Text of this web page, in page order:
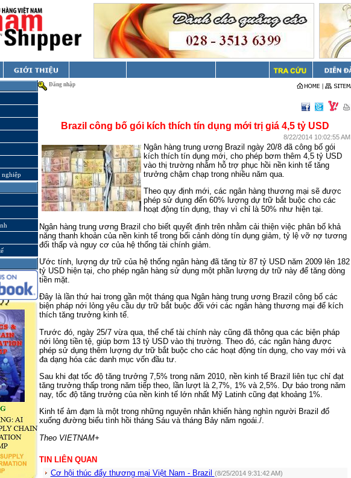
Đăng nhập
Brazil công bố gói kích thích tín dụng mới trị giá 4,5 tỷ USD
8/22/2014 10:02:55 AM
Ngân hàng trung ương Brazil ngày 20/8 đã công bố gói
kích thích tín dụng mới, cho phép bơm thêm 4,5 tỷ USD
vào thị trường nhằm hỗ trợ phục hồi nền kinh tế tăng
trưởng chậm chạp trong nhiều năm qua.
Theo quy định mới, các ngân hàng thương mại sẽ được
phép sử dụng đến 60% lượng dự trữ bắt buộc cho các
hoạt động tín dụng, thay vì chỉ là 50% như hiện tại.
Ngân hàng trung ương Brazil cho biết quyết định trên nhằm cải thiện việc phân bố khả
năng thanh khoản của nền kinh tế trong bối cảnh dòng tín dụng giảm, tỷ lệ vỡ nợ tương
đối thấp và nguy cơ của hệ thống tài chính giảm.
Ước tính, lượng dự trữ của hệ thống ngân hàng đã tăng từ 87 tỷ USD năm 2009 lên 182
tỷ USD hiện tại, cho phép ngân hàng sử dụng một phần lượng dự trữ này để tăng dòng
tiền mặt.
Đây là lần thứ hai trong gần một tháng qua Ngân hàng trung ương Brazil công bố các
biện pháp nới lỏng yêu cầu dự trữ bắt buộc đối với các ngân hàng thương mại để kích
thích tăng trưởng kinh tế.
Trước đó, ngày 25/7 vừa qua, thể chế tài chính này cũng đã thông qua các biện pháp
nới lỏng tiền tệ, giúp bơm 13 tỷ USD vào thị trường. Theo đó, các ngân hàng được
phép sử dụng thêm lượng dự trữ bắt buộc cho các hoạt động tín dụng, cho vay mới và
đa dạng hóa các danh mục vốn đầu tư.
Sau khi đạt tốc độ tăng trưởng 7,5% trong năm 2010, nền kinh tế Brazil liên tục chỉ đạt
tăng trưởng thấp trong năm tiếp theo, lần lượt là 2,7%, 1% và 2,5%. Dự báo trong năm
nay, tốc độ tăng trưởng của nền kinh tế lớn nhất Mỹ Latinh cũng đạt khoảng 1%.
Kinh tế ảm đạm là một trong những nguyên nhân khiến hàng nghìn người Brazil đổ
xuống đường biểu tình hồi tháng Sáu và tháng Bảy năm ngoái./.
Theo VIETNAM+
TIN LIÊN QUAN
Cơ hội thúc đẩy thương mại Việt Nam - Brazil
(8/25/2014 9:31:42 AM)